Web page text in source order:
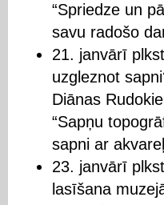
“Spriedze un
savu radošo
21. janvārī
uzgleznot
Diānas
“Sapņu
sapni ar
23. janvārī
lasīšana